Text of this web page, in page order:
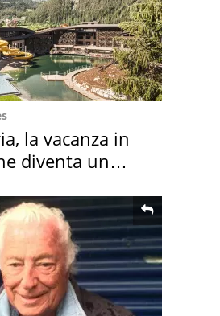
la vacanza in
diventa un